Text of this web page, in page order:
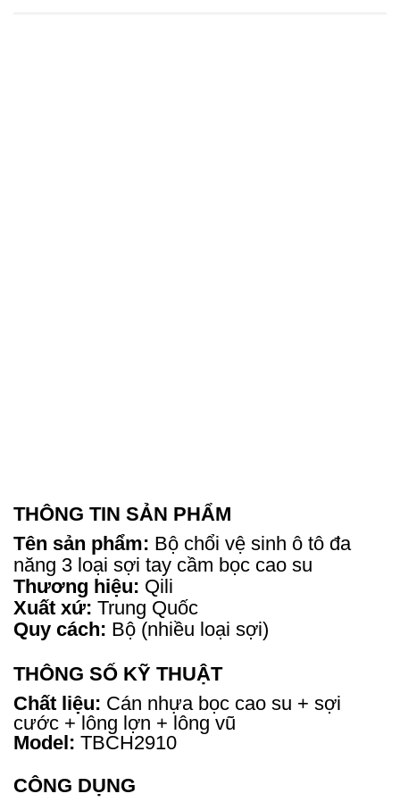
THÔNG TIN SẢN PHẨM
Tên sản phẩm: Bộ chổi vệ sinh ô tô đa
năng 3 loại sợi tay cầm bọc cao su
Thương hiệu: Qili
Xuất xứ: Trung Quốc
Quy cách: Bộ (nhiều loại sợi)
THÔNG SỐ KỸ THUẬT
Chất liệu: Cán nhựa bọc cao su + sợi
cước + lông lợn + lông vũ
Model: TBCH2910
CÔNG DỤNG